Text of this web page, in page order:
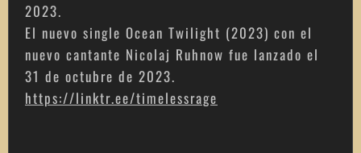
2023.
El nuevo single Ocean Twilight (2023) con el
nuevo cantante Nicolaj Ruhnow fue lanzado el
31 de octubre de 2023.
https://linktr.ee/timelessrage